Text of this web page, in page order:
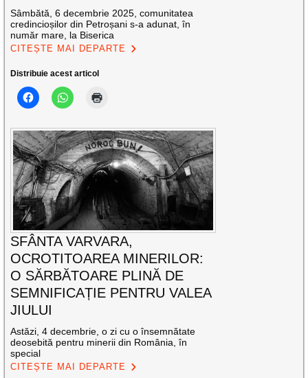
Sâmbătă, 6 decembrie 2025, comunitatea
credincioșilor din Petroșani s-a adunat, în
număr mare, la Biserica
CITEȘTE MAI DEPARTE
Distribuie acest articol
SFÂNTA VARVARA,
OCROTITOAREA MINERILOR:
O SĂRBĂTOARE PLINĂ DE
SEMNIFICAȚIE PENTRU VALEA
JIULUI
Astăzi, 4 decembrie, o zi cu o însemnătate
deosebită pentru minerii din România, în
special
CITEȘTE MAI DEPARTE